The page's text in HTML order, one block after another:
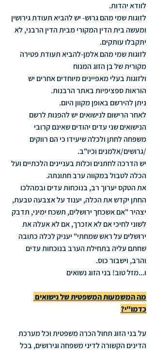
לוודא יהדות.
לזוגות שמי מהם גרוש- יש להביא תעודת גירושין
ומעשה בית הדין המקורי מבית הדין הרבני, לא
יתקבלו עותקים.
לזוגות שמי מהם אלמן-להביא תעודת פטירה
מקורית של בן הזוג המנוח
ולזוגות בעלי מאפיינים מיוחדים אחרים יש
הוראות ספציפיות באתר הרבנות.
ניתן להירשם באופן מקוון היום.
לאחר הרישום לנישואים יש להפנות לרשם
הנישואים שני עדים יהודים שאינם קרובי
משפחה לחתן ולכלה שיעידו כי הם רווקים
/גרושים/אלמנים וכיו"ב.
יש הדרכה לחתנים וכלות בעניינים הלכתיים ועל
הכלה לטבול במקווה ערב חתונתה.
את הטקס יערוך רב, בנוכחות עדים ובמהלכו
החתן יקדש את הכלה, יענוד על אצבעה טבעת,
יצהיר "אם אשכחך ירושלים, תשכח ימיני, תדבק
לשוני לחיכי אם לא אזכרך, אם לא אעלה את
ירושלים על ראש שמחתי" יעניק לכלה כתובה
שחתם עליה בתחילת הערב בנוכחות עדים
והרב, וישבור כוס.
ו...מזל טוב! בני הזוג נשואים
מה המשמעות המשפטית של נישואים
כדמו"י?
על בני הזוג תחול הכרה משפטית וכל מערכת
הדינים הקשורה לדיני משפחה וגירושים, בכל